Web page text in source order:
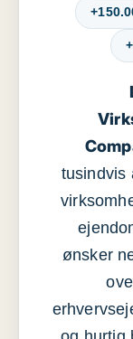
tusindvis
ønsker